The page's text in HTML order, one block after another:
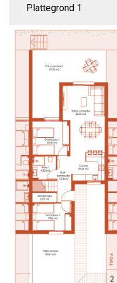
Plattegrond 1